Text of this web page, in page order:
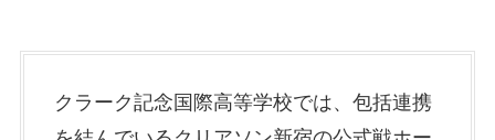
クラーク記念国際高等学校では、包括連携